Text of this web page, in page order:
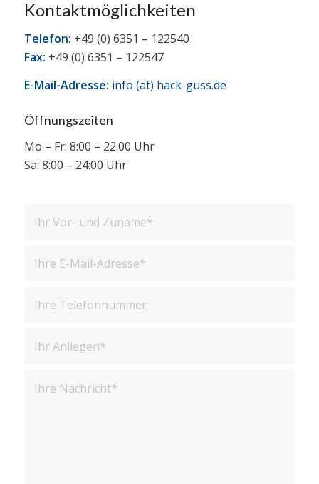
Kontaktmöglichkeiten
Telefon: +49 (0) 6351 – 122540
Fax: +49 (0) 6351 – 122547
E-Mail-Adresse: info (at) hack-guss.de
Öffnungszeiten
Mo – Fr: 8:00 – 22:00 Uhr
Sa: 8:00 – 24:00 Uhr